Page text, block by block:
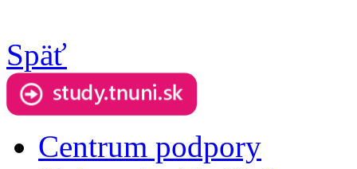
Späť
Centrum podpory